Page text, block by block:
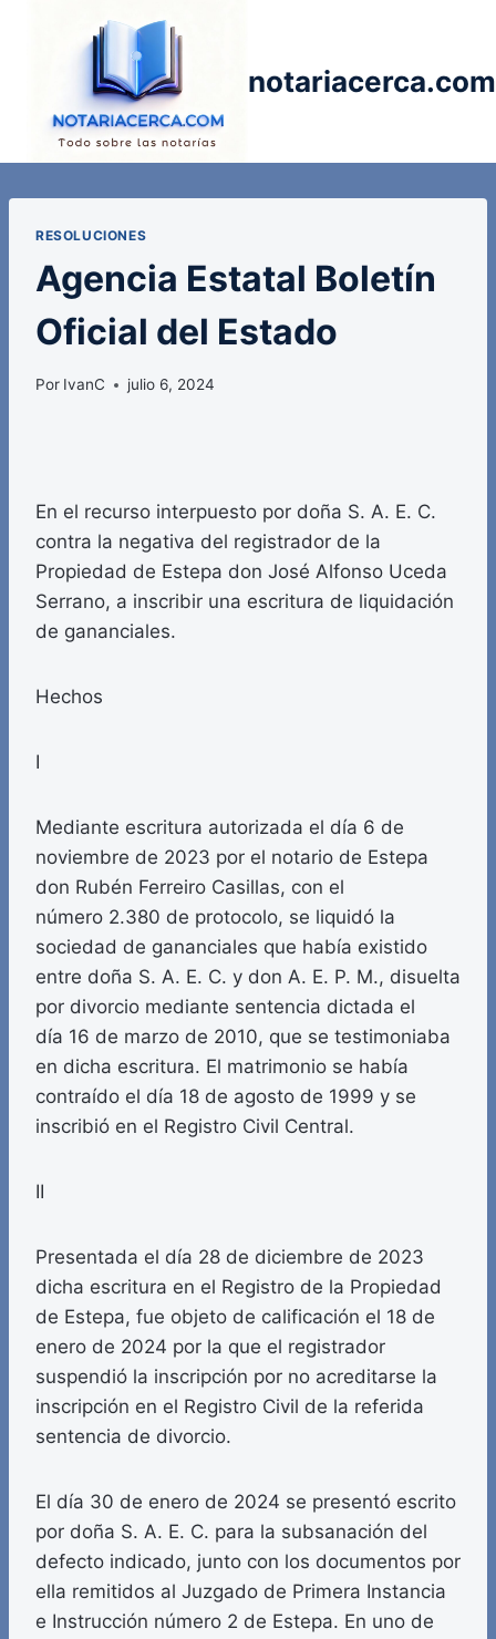
notariacerca.com
RESOLUCIONES
Agencia Estatal Boletín
Oficial del Estado
Por IvanC julio 6, 2024
En el recurso interpuesto por doña S. A. E. C.
contra la negativa del registrador de la
Propiedad de Estepa don José Alfonso Uceda
Serrano, a inscribir una escritura de liquidación
de gananciales.
Hechos
I
Mediante escritura autorizada el día 6 de
noviembre de 2023 por el notario de Estepa
don Rubén Ferreiro Casillas, con el
número 2.380 de protocolo, se liquidó la
sociedad de gananciales que había existido
entre doña S. A. E. C. y don A. E. P. M., disuelta
por divorcio mediante sentencia dictada el
día 16 de marzo de 2010, que se testimoniaba
en dicha escritura. El matrimonio se había
contraído el día 18 de agosto de 1999 y se
inscribió en el Registro Civil Central.
II
Presentada el día 28 de diciembre de 2023
dicha escritura en el Registro de la Propiedad
de Estepa, fue objeto de calificación el 18 de
enero de 2024 por la que el registrador
suspendió la inscripción por no acreditarse la
inscripción en el Registro Civil de la referida
sentencia de divorcio.
El día 30 de enero de 2024 se presentó escrito
por doña S. A. E. C. para la subsanación del
defecto indicado, junto con los documentos por
ella remitidos al Juzgado de Primera Instancia
e Instrucción número 2 de Estepa. En uno de